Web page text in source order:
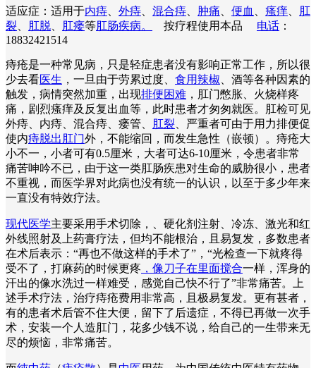
适应症：适用于内痔 外痔 混合痔 肿痛 便血 瘙痒
肛
裂
肛脱 肛瘘等肛肠疾病。 按疗程使用本品 电话 ：
18832421514
痔疮是一种常见病，只是轻症患者没有影响正常工作，所以很
少去看医生 ，一旦由于劳累过度、 食用辣椒 、酒等各种因素的
触发，病情突然加重，出现排便困难 ，肛门憋胀、火烧样疼
痛，剧烈瘙痒及反复出血等，此时患者才匆匆就医。肛检可见
外痔、内痔、混合痔、瘘管、
肛裂 、严重者可由于用力排便促
使内痔脱出肛门外，不能缩回，而发生急性（嵌顿）。痔疮大
小不一，小者可有0.5厘米，大者可达6-10厘米，令患者非常
痛苦呻吟不已，由于这一类肛肠疾患对生命的威胁很小，患者
不重视，而医学界对此病也没有统一的认识，以至于多少年来
一直没有特效疗法。
现代医学主要采用手术切除，、硬化剂注射、冷冻、激光和红
外线照射及上药膏疗法，但均不能根治，且易复发，多数患者
在术后表示：“再也不做这样的手术了”，“光检查一下就疼得
受不了，打麻药的时候更疼 ，像刀子在里面搅合一样，浑身的
汗出的像水洗过一样难受，感觉自己快不行了”非常痛苦。上
述手术疗法，治疗痔疮费用非常高，且极易复发。更有甚者，
有的患者术后管不住大便，留下了后遗症，不得已再做一次手
术，安装一个人造肛门，花多少钱不说，给自己的一生带来无
尽的烦恼，非常痛苦。